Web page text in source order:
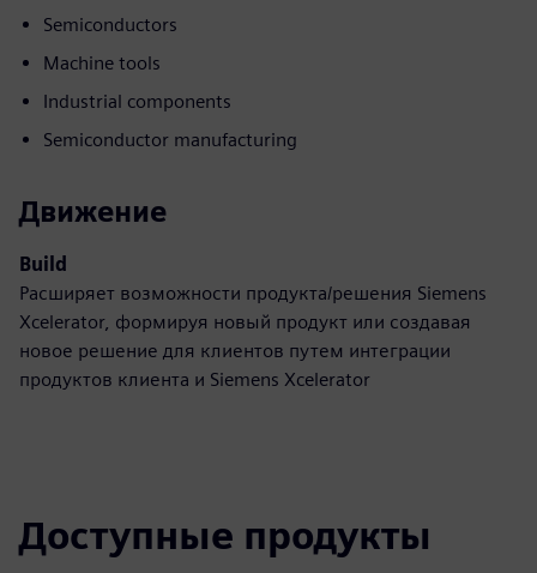
Semiconductors
Machine tools
Industrial components
Semiconductor manufacturing
Движение
Build
Расширяет возможности продукта/решения Siemens
Xcelerator, формируя новый продукт или создавая
новое решение для клиентов путем интеграции
продуктов клиента и Siemens Xcelerator
Доступные продукты